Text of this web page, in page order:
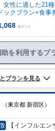
女性に適した21
ックプラン+食事
ポイント
を利用するプ
プランを見る
（東京都 新宿区）
【インフルエ